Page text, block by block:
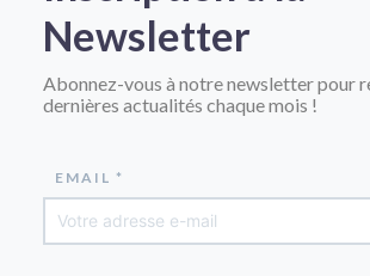
Newsletter
Abonnez-vous à notre newsletter pour
dernières actualités chaque mois !
EMAIL *